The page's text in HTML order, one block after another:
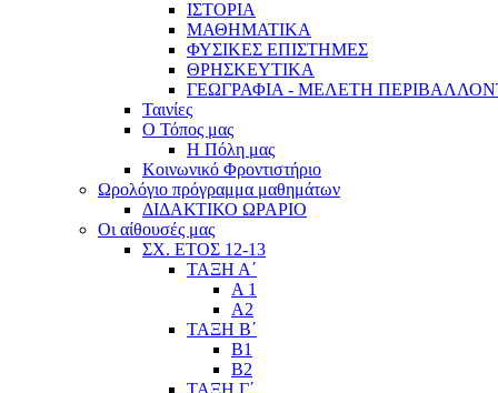
ΙΣΤΟΡΙΑ
ΜΑΘΗΜΑΤΙΚΑ
ΦΥΣΙΚΕΣ ΕΠΙΣΤΗΜΕΣ
ΘΡΗΣΚΕΥΤΙΚΑ
ΓΕΩΓΡΑΦΙΑ - ΜΕΛΕΤΗ
Ταινίες
Ο Τόπος μας
Η Πόλη μας
Κοινωνικό Φροντιστήριο
Ωρολόγιο πρόγραμμα μαθημάτων
ΔΙΔΑΚΤΙΚΟ ΩΡΑΡΙΟ
Οι αίθουσές μας
ΣΧ. ΕΤΟΣ 12-13
ΤΑΞΗ Α΄
Α 1
Α2
ΤΑΞΗ Β΄
Β1
Β2
ΤΑΞΗ Γ΄